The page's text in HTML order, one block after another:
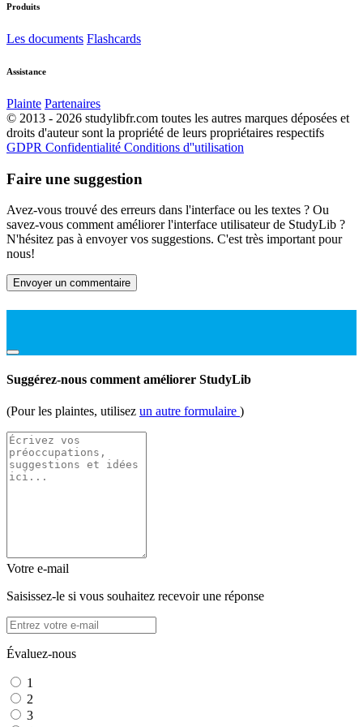
Produits
Les documents Flashcards
Assistance
Plainte Partenaires
© 2013 - 2026 studylibfr.com toutes les autres marques déposées et
droits d'auteur sont la propriété de leurs propriétaires respectifs
GDPR Confidentialité Conditions d''utilisation
Faire une suggestion
Avez-vous trouvé des erreurs dans l'interface ou les textes ? Ou
savez-vous comment améliorer l'interface utilisateur de StudyLib ?
N'hésitez pas à envoyer vos suggestions. C'est très important pour
nous!
Envoyer un commentaire
Suggérez-nous comment améliorer StudyLib
(Pour les plaintes, utilisez un autre formulaire )
Votre e-mail
Saisissez-le si vous souhaitez recevoir une réponse
Évaluez-nous
1
2
3